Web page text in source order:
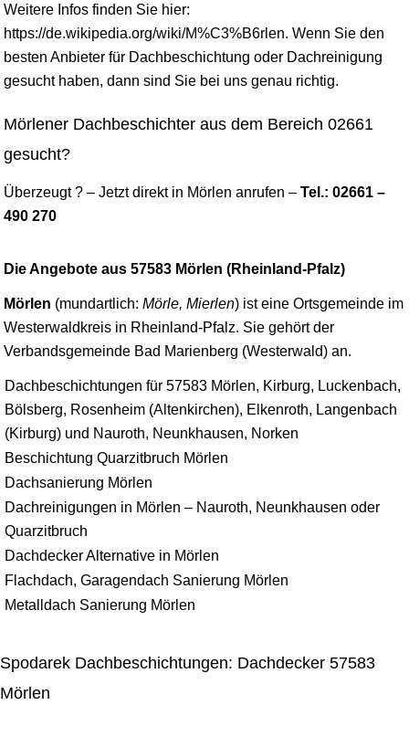
Weitere Infos finden Sie hier:
https://de.wikipedia.org/wiki/M%C3%B6rlen. Wenn Sie den
besten Anbieter für Dachbeschichtung oder Dachreinigung
gesucht haben, dann sind Sie bei uns genau richtig.
Mörlener Dachbeschichter aus dem Bereich 02661
gesucht?
Überzeugt ? – Jetzt direkt in Mörlen anrufen – Tel.: 02661 –
490 270
Die Angebote aus 57583 Mörlen (Rheinland-Pfalz)
Mörlen (mundartlich: Mörle, Mierlen) ist eine Ortsgemeinde im
Westerwaldkreis in Rheinland-Pfalz. Sie gehört der
Verbandsgemeinde Bad Marienberg (Westerwald) an.
Dachbeschichtungen für 57583 Mörlen, Kirburg, Luckenbach,
Bölsberg, Rosenheim (Altenkirchen), Elkenroth, Langenbach
(Kirburg) und Nauroth, Neunkhausen, Norken
Beschichtung Quarzitbruch Mörlen
Dachsanierung Mörlen
Dachreinigungen in Mörlen – Nauroth, Neunkhausen oder
Quarzitbruch
Dachdecker Alternative in Mörlen
Flachdach, Garagendach Sanierung Mörlen
Metalldach Sanierung Mörlen
Spodarek Dachbeschichtungen: Dachdecker 57583
Mörlen